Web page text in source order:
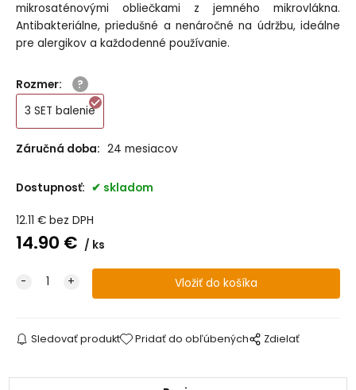
mikrosaténovými obliečkami z jemného mikrovlákna.
Antibakteriálne, priedušné a nenáročné na údržbu, ideálne
pre alergikov a každodenné používanie.
Rozmer:
3 SET balenie
Záručná doba: 24 mesiacov
Dostupnosť: skladom
12.11 € bez DPH
14.90 € ks
Sledovať produkt Pridať do obľúbených Zdielať